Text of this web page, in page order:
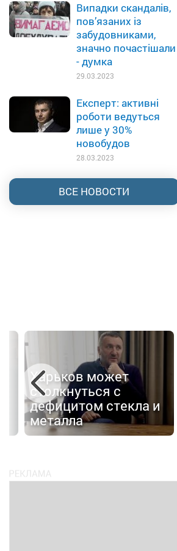
Випадки скандалів,
пов’язаних із
забудовниками,
значно почастішали
- думка
29.03.2023
Експерт: активні
роботи ведуться
лише у 30%
новобудов
28.03.2023
ВСЕ НОВОСТИ
Харьков может
столкнуться с
дефицитом стекла и
металла